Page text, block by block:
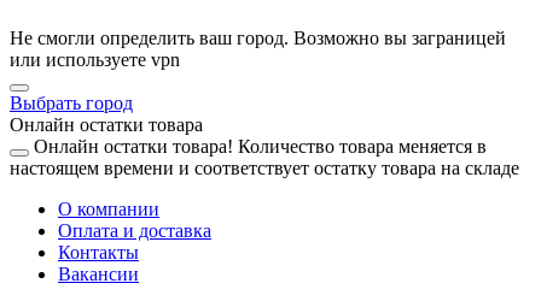
Не смогли определить ваш город. Возможно вы заграницей
или используете vpn
Выбрать город
Онлайн остатки товара
Онлайн остатки товара! Количество товара меняется в
настоящем времени и соответствует остатку товара на складе
О компании
Оплата и доставка
Контакты
Вакансии